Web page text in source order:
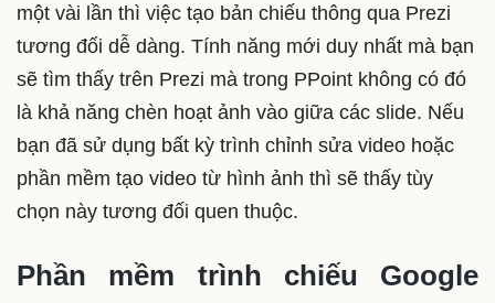
một vài lần thì việc tạo bản chiếu thông qua Prezi
tương đối dễ dàng. Tính năng mới duy nhất mà bạn
sẽ tìm thấy trên Prezi mà trong PPoint không có đó
là khả năng chèn hoạt ảnh vào giữa các slide. Nếu
bạn đã sử dụng bất kỳ trình chỉnh sửa video hoặc
phần mềm tạo video từ hình ảnh thì sẽ thấy tùy
chọn này tương đối quen thuộc.
Phần mềm trình chiếu Google